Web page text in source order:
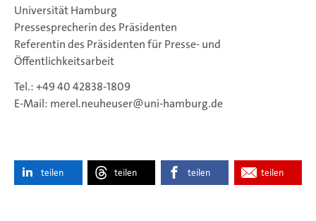
Universität Hamburg
Pressesprecherin des Präsidenten
Referentin des Präsidenten für Presse- und
Öffentlichkeitsarbeit
Tel.: +49 40 42838-1809
E-Mail: merel.neuheuser uni-hamburg.de
teilen teilen teilen teilen